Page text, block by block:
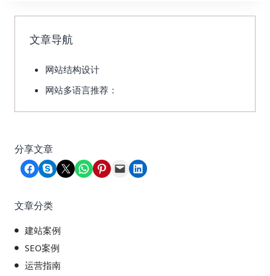
文章导航
网站结构设计
网站多语言推荐：
分享文章
Share on Facebook
Share on Skype
Share on X Share on WhatsApp
Share on Pinterest
Email this PageShare on LinkedIn
文章分类
建站案例
SEO案例
运营指南